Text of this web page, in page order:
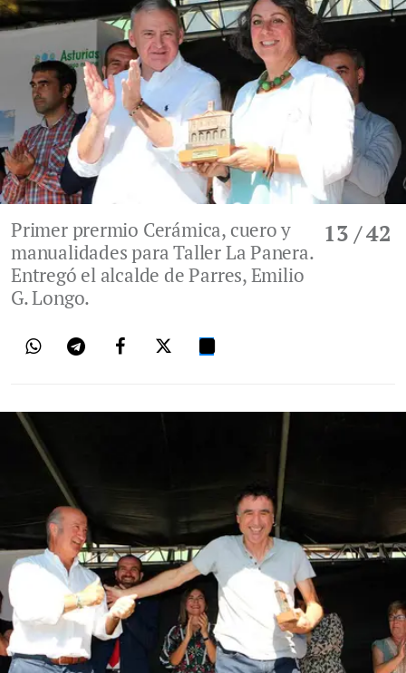
13 / 42
Primer prermio Cerámica, cuero y
manualidades para Taller La Panera.
Entregó el alcalde de Parres, Emilio
G. Longo.